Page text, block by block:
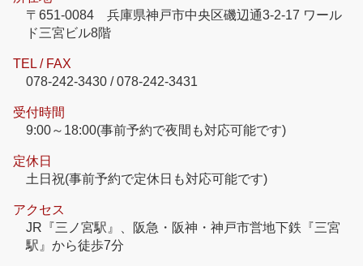
〒651-0084 兵庫県神戸市中央区磯辺通3-2-17 ワール
ド三宮ビル8階
TEL / FAX
078-242-3430 / 078-242-3431
受付時間
9:00～18:00(事前予約で夜間も対応可能です)
定休日
土日祝(事前予約で定休日も対応可能です)
アクセス
JR『三ノ宮駅』、阪急・阪神・神戸市営地下鉄『三宮
駅』から徒歩7分